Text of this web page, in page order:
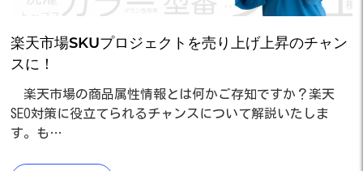
楽天市場SKUプロジェクトを売り上げ上昇のチャン
スに！
楽天市場の商品属性情報とは何かご存知ですか？楽天
SEO対策に役立てられるチャンスについて解説いたしま
す。も…